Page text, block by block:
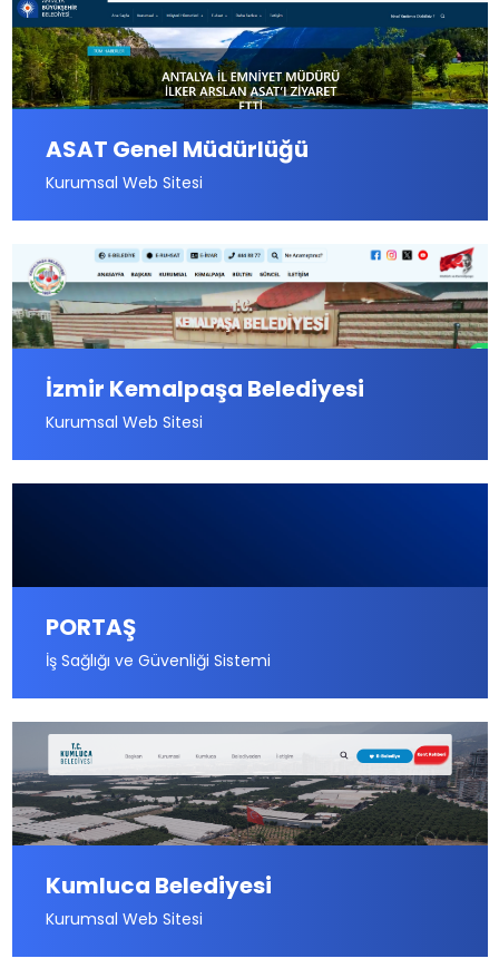
ASAT Genel Müdürlüğü
Kurumsal Web Sitesi
İzmir Kemalpaşa Belediyesi
Kurumsal Web Sitesi
PORTAŞ
İş Sağlığı ve Güvenliği Sistemi
Kumluca Belediyesi
Kurumsal Web Sitesi